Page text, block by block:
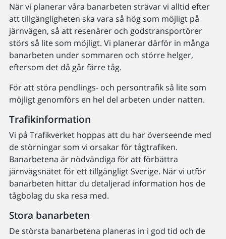
När vi planerar våra banarbeten strävar vi alltid efter
att tillgängligheten ska vara så hög som möjligt på
järnvägen, så att resenärer och godstransportörer
störs så lite som möjligt. Vi planerar därför in många
banarbeten under sommaren och större helger,
eftersom det då går färre tåg.
För att störa pendlings- och persontrafik så lite som
möjligt genomförs en hel del arbeten under natten.
Trafikinformation
Vi på Trafikverket hoppas att du har överseende med
de störningar som vi orsakar för tågtrafiken.
Banarbetena är nödvändiga för att förbättra
järnvägsnätet för ett tillgängligt Sverige. När vi utför
banarbeten hittar du detaljerad information hos de
tågbolag du ska resa med.
Stora banarbeten
De största banarbetena planeras in i god tid och de